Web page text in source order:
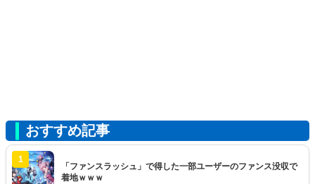
おすすめ記事
1
「ファンスラッシュ」で得した一部ユーザーのファンス没収で
着地ｗｗｗ